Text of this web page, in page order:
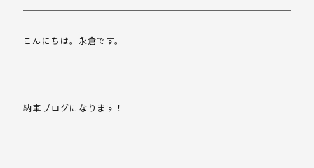
こんにちは。永倉です。
納車ブログになります！